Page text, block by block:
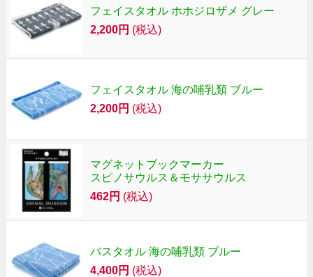
フェイスタオル ホホジロザメ グレー
2,200円 (税込)
フェイスタオル 海の哺乳類 ブルー
2,200円 (税込)
マグネットブックマーカー
スピノサウルス＆モササウルス
462円 (税込)
バスタオル 海の哺乳類 ブルー
4,400円 (税込)